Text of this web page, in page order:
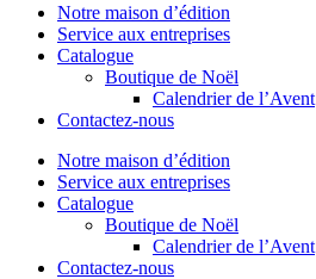
Notre maison d’édition
Service aux entreprises
Catalogue
Boutique de Noël
Calendrier de l’Avent
Contactez-nous
Notre maison d’édition
Service aux entreprises
Catalogue
Boutique de Noël
Calendrier de l’Avent
Contactez-nous